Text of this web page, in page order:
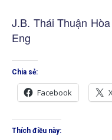
J.B. Thái Thuận
Eng
Chia sẻ:
Facebook
Thích điều này: